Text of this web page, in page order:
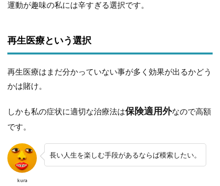
運動が趣味の私には辛すぎる選択です。
再生医療という選択
再生医療はまだ分かっていない事が多く効果が出るかどう
かは賭け。
しかも私の症状に適切な治療法は保険適用外なので高額
です。
kura
長い人生を楽しむ手段があるならば模索したい。